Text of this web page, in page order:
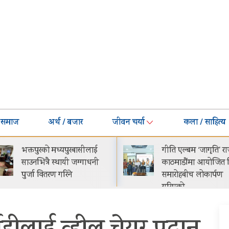
समाज अर्थ / बजार जीवन चर्या कला / साहित्य
गीति एल्बम ‘जागृति’ राजधानी
काठमाडौंमा आयोजित विशेष
समारोहबीच लोकार्पण
नेपालमा प्रोटोन इ.मास ५
सार्वजनिक सुरुवाती
२९.९९ लाख